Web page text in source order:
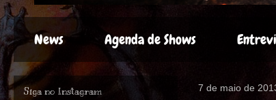
News Agenda de Shows
7 de maio de
Siga no Instagram